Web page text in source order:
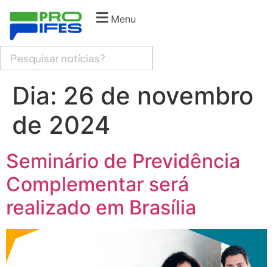
Menu
Dia: 26 de novembro
de 2024
Seminário de Previdência
Complementar será
realizado em Brasília